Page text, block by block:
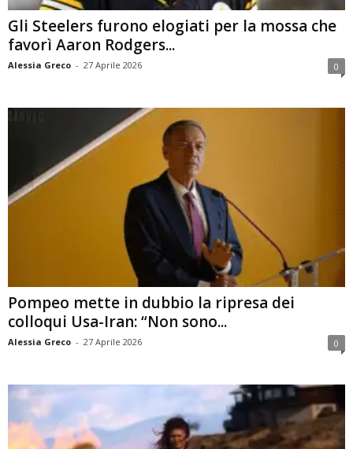
Gli Steelers furono elogiati per la mossa che
favorì Aaron Rodgers...
Alessia Greco - 27 Aprile 2026 0
Pompeo mette in dubbio la ripresa dei
colloqui Usa-Iran: “Non sono...
Alessia Greco - 27 Aprile 2026 0